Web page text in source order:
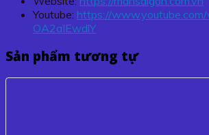
Youtube: https://
OA2aIEwdlY
Sản phẩm tương tự